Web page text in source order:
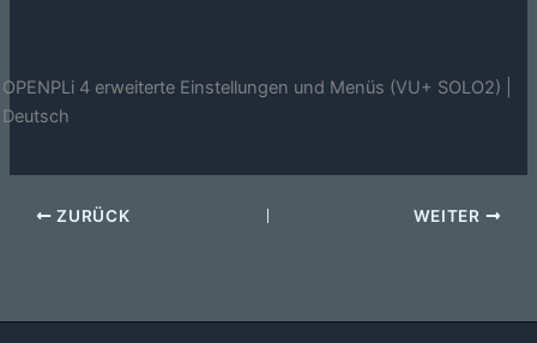
OPENPLi 4 erweiterte Einstellungen und Menüs (VU+ SOLO2) |
Deutsch
ZURÜCK WEITER